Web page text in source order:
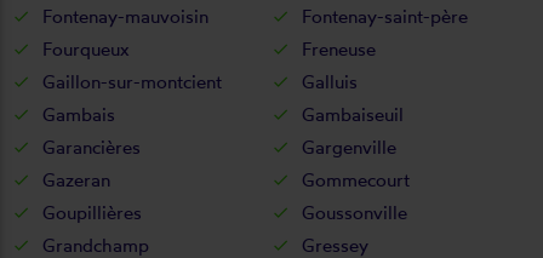
Fontenay-mauvoisin
Fontenay-saint-père
Fourqueux
Freneuse
Gaillon-sur-montcient
Galluis
Gambais
Gambaiseuil
Garancières
Gargenville
Gazeran
Gommecourt
Goupillières
Goussonville
Grandchamp
Gressey